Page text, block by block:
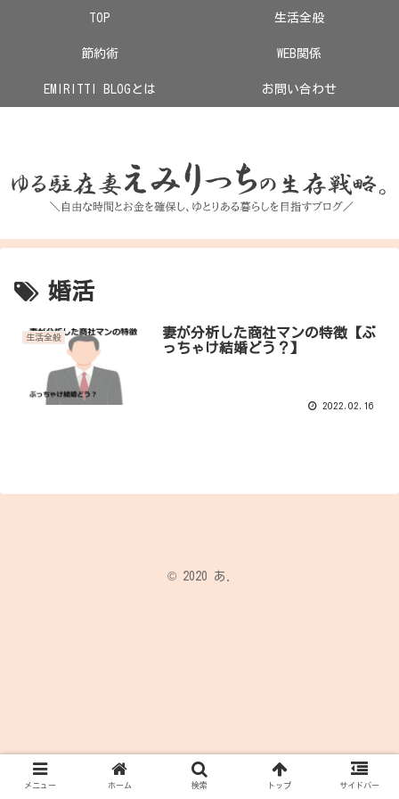
TOP 生活全般
節約術 WEB関係
EMIRITTI BLOGとは お問い合わせ
婚活
生活全般
妻が分析した商社マンの特徴【ぶ
っちゃけ結婚どう？】
2022.02.16
© 2020 あ.
メニュー ホーム 検索 トップ サイドバー